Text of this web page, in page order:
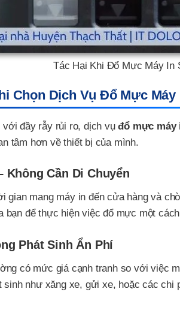
Tác Hại Khi Đổ Mực Máy In
Chọn Dịch Vụ Đổ Mực Máy
đầy rẫy rủi ro, dịch vụđổ mực máy
tâm hơn về thiết bị của mình.
Cần Di Chuyển
gian mang máy in đến cửa hàng và
bạn để thực hiện việc đổ mực một
Phát Sinh Ẩn Phí
có mức giá cạnh tranh so với việc
như xăng xe, gửi xe, hoặc các